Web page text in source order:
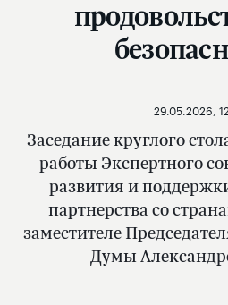
Заседание круглого
работы Экспертного
развития и
партнерства со
заместителе
Думы
29.05.2026,